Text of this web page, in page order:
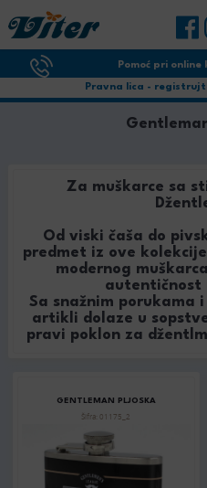
Pomoć pri online
Pravna lica -
Za muškarce sa
Od viski čaša do
predmet iz ove
modernog
autentičnost
Sa snažnim porukama
artikli dolaze u
pravi poklon za
GENTLEMAN PLJOSKA
Šifra: 01175_2